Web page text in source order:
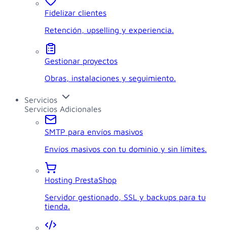
Fidelizar clientes
Retención, upselling y experiencia.
Gestionar proyectos
Obras, instalaciones y seguimiento.
Servicios
Servicios Adicionales
SMTP para envíos masivos
Envíos masivos con tu dominio y sin límites.
Hosting PrestaShop
Servidor gestionado, SSL y backups para tu
tienda.